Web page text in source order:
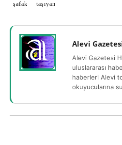
şafak taşıyan
Alevi
Alevi Gazetesi
uluslararası
haberleri Alevi
okuyucularına